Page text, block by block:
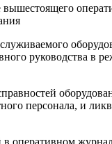
руководства в
персонала, и
в оперативном